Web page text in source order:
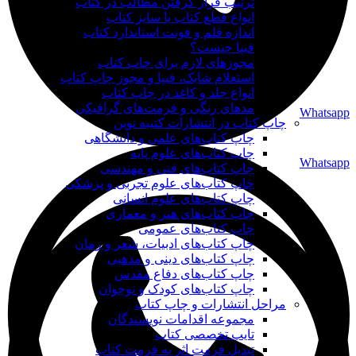
Whatsapp
Whatsapp
انواع قطع کتاب یا سایز کتاب
اندازه قلم و فونت استاندارد کتاب
فیپا چیست؟
مجوزهای لازم برای چاپ کتاب
استعلام شابک، فیپا و مجوز چاپ کتاب
انواع جلد و کاغذ در چاپ کتاب
مدهای رنگی و فرمت‌های گرافیکی
چاپ کتاب در انتشارات کتیبه نوین
چاپ کتاب‌های علمی و دانشگاهی
چاپ کتاب‌های علوم پایه
چاپ کتاب‌های فنی و مهندسی
چاپ کتاب‌های علوم تجربی و پزشکی
چاپ کتاب‌های علوم انسانی
چاپ کتاب‌های هنر و معماری
چاپ کتاب‌های عمومی
چاپ کتاب‌های ادبیات، شعر و رمان
چاپ کتاب‌های دینی و مذهبی
چاپ کتاب‌های دفاع مقدس
چاپ کتاب‌های کودک و نوجوان
مراحل انتشارات و چاپ کتاب
مجموعه اقدامات نویسندگان
تایپ تخصصی کتاب
تبدیل فرمت اثر به فرمت کتاب